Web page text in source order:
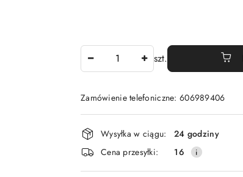
szt.
Zamówienie telefoniczne: 606989406
Dostępność
i
dostawa
Wysyłka w ciągu:
24 godziny
Cena przesyłki:
16